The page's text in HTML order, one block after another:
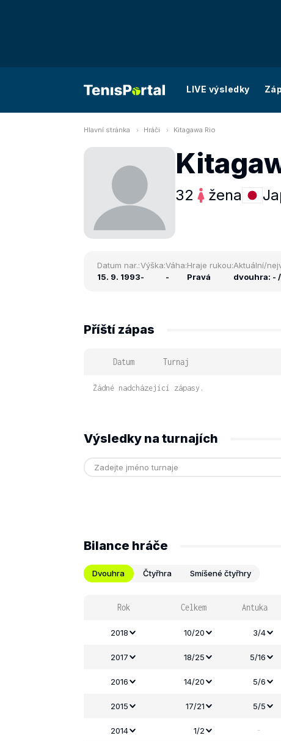
LIVE výsledky
Hlavní stránka Hráči Kitagawa Rio
32 žena
Datum nar.:
15. 9. 1993
Výška:
-
Váha:
-
Hraje rukou:
Pravá
Aktuální/
dvouhra: -
Příští zápas
Datum Turnaj
Žádné nadcházející zápasy.
Výsledky na turnajích
Bilance hráče
Dvouhra Čtyřhra Smíšené čtyřhry
Rok Celkem Antuka
2018 10/20 3/4
2017 18/25 5/16
2016 14/20 5/6
2015 17/21 5/5
2014 1/2 -